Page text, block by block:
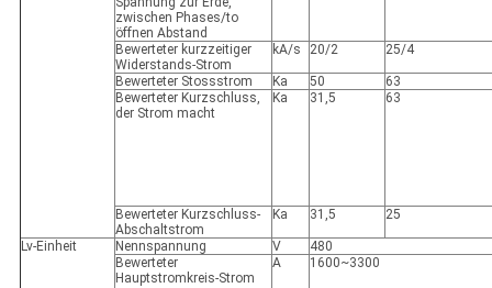
zwischen Phases/to
öffnen Abstand
Bewerteter kurzzeitiger
Widerstands-Strom
kA/s 20/2 25/4
Bewerteter Stossstrom Ka 50
63
Bewerteter Kurzschluss,
der Strom macht
Ka 31,5 63
Bewerteter Kurzschluss-
Abschaltstrom
Ka 31,5 25
Lv-Einheit Nennspannung V
480
Bewerteter
Hauptstromkreis-Strom
A 1600~3300